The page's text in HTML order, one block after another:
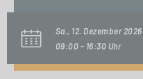
Sa., 12. Dezember 2026
09:00 - 16:30 Uhr